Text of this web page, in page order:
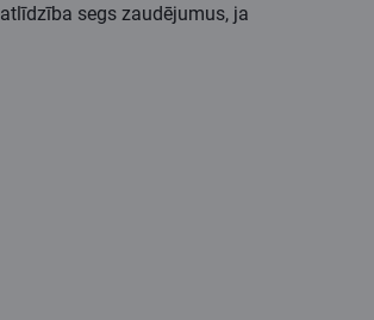
segs zaudējumus, ja